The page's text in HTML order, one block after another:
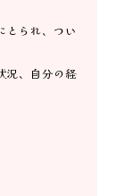
とられ、つい
況、自分の経